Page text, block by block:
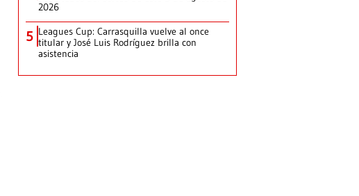
2026
5 Leagues Cup: Carrasquilla vuelve al once
titular y José Luis Rodríguez brilla con
asistencia